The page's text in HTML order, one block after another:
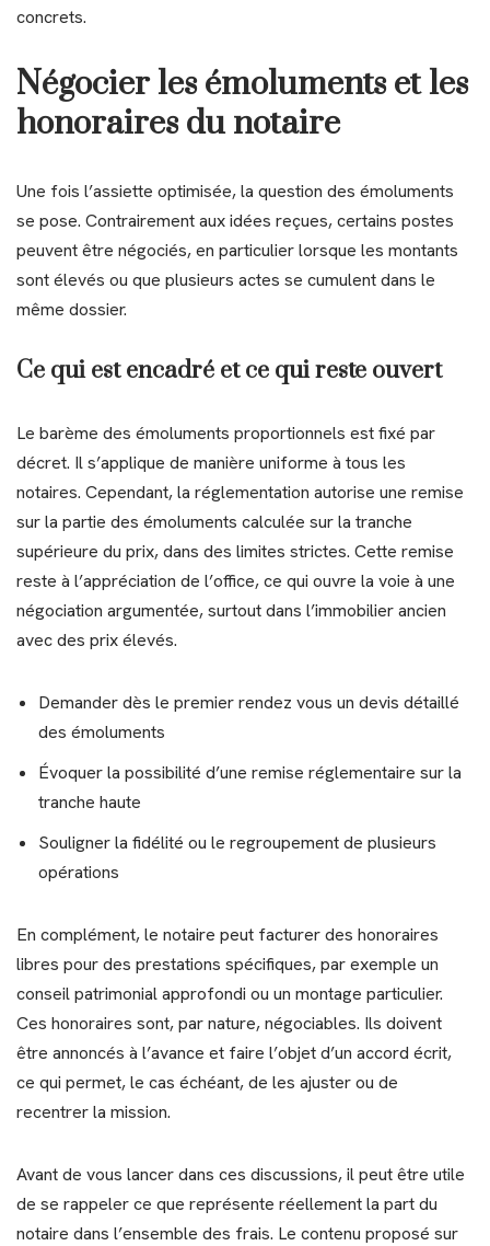
concrets.
Négocier les émoluments et les
honoraires du notaire
Une fois l’assiette optimisée, la question des émoluments
se pose. Contrairement aux idées reçues, certains postes
peuvent être négociés, en particulier lorsque les montants
sont élevés ou que plusieurs actes se cumulent dans le
même dossier.
Ce qui est encadré et ce qui reste ouvert
Le barème des émoluments proportionnels est fixé par
décret. Il s’applique de manière uniforme à tous les
notaires. Cependant, la réglementation autorise une remise
sur la partie des émoluments calculée sur la tranche
supérieure du prix, dans des limites strictes. Cette remise
reste à l’appréciation de l’office, ce qui ouvre la voie à une
négociation argumentée, surtout dans l’immobilier ancien
avec des prix élevés.
Demander dès le premier rendez vous un devis détaillé
des émoluments
Évoquer la possibilité d’une remise réglementaire sur la
tranche haute
Souligner la fidélité ou le regroupement de plusieurs
opérations
En complément, le notaire peut facturer des honoraires
libres pour des prestations spécifiques, par exemple un
conseil patrimonial approfondi ou un montage particulier.
Ces honoraires sont, par nature, négociables. Ils doivent
être annoncés à l’avance et faire l’objet d’un accord écrit,
ce qui permet, le cas échéant, de les ajuster ou de
recentrer la mission.
Avant de vous lancer dans ces discussions, il peut être utile
de se rappeler ce que représente réellement la part du
notaire dans l’ensemble des frais. Le contenu proposé sur